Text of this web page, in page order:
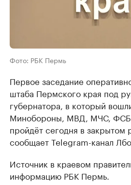
Фото: РБК Пермь
Первое заседание
штаба Пермского края под
губернатора, в который
Минобороны, МВД, МЧС, ФСБ,
пройдёт сегодня в
сообщает Telegram-канал
Источник в краевом
информацию РБК Пермь.